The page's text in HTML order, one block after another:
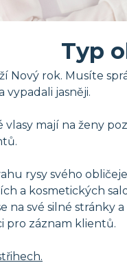
Typ
Nový rok. Musíte
vypadali jasněji.
vlasy mají na ženy
rysy svého
a kosmetických
na své silné
pro záznam klientů.